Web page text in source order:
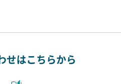
せはこちらから